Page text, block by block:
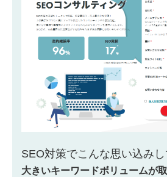
SEO対策でこんな思い込み
大きいキーワードボリュームが